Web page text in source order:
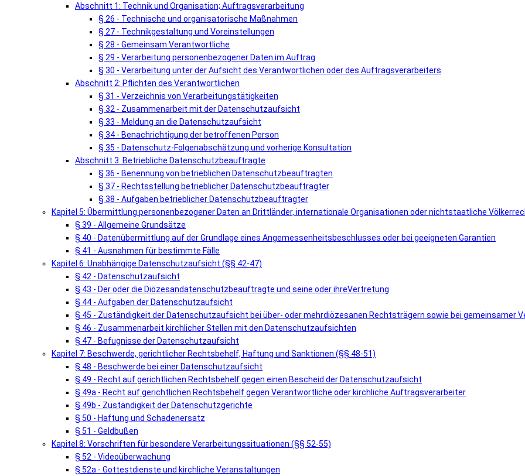
Abschnitt 1: Technik und Organisation; Auftragsverarbeitung
§ 26 - Technische und organisatorische Maßnahmen
§ 27 - Technikgestaltung und Voreinstellungen
§ 28 - Gemeinsam Verantwortliche
§ 29 - Verarbeitung personenbezogener Daten im Auftrag
§ 30 - Verarbeitung unter der Aufsicht des Verantwortlichen oder des Auftragsverarbeiters
Abschnitt 2: Pflichten des Verantwortlichen
§ 31 - Verzeichnis von Verarbeitungstätigkeiten
§ 32 - Zusammenarbeit mit der Datenschutzaufsicht
§ 33 - Meldung an die Datenschutzaufsicht
§ 34 - Benachrichtigung der betroffenen Person
§ 35 - Datenschutz-Folgenabschätzung und vorherige Konsultation
Abschnitt 3: Betriebliche Datenschutzbeauftragte
§ 36 - Benennung von betrieblichen Datenschutzbeauftragten
§ 37 - Rechtsstellung betrieblicher Datenschutzbeauftragter
§ 38 - Aufgaben betrieblicher Datenschutzbeauftragter
Kapitel 5: Übermittlung personenbezogener Daten an Drittländer, internationale Organisationen oder nichtstaatliche
§ 39 - Allgemeine Grundsätze
§ 40 - Datenübermittlung auf der Grundlage eines Angemessenheitsbeschlusses oder bei geeigneten Garantien
§ 41 - Ausnahmen für bestimmte Fälle
Kapitel 6: Unabhängige Datenschutzaufsicht (§§ 42-47)
§ 42 - Datenschutzaufsicht
§ 43 - Der oder die Diözesandatenschutzbeauftragte und seine oder ihreVertretung
§ 44 - Aufgaben der Datenschutzaufsicht
§ 45 - Zuständigkeit der Datenschutzaufsicht bei über- oder mehrdiözesanen Rechtsträgern sowie bei gemeinsamer
§ 46 - Zusammenarbeit kirchlicher Stellen mit den Datenschutzaufsichten
§ 47 - Befugnisse der Datenschutzaufsicht
Kapitel 7: Beschwerde, gerichtlicher Rechtsbehelf, Haftung und Sanktionen (§§ 48-51)
§ 48 - Beschwerde bei einer Datenschutzaufsicht
§ 49 - Recht auf gerichtlichen Rechtsbehelf gegen einen Bescheid der Datenschutzaufsicht
§ 49a - Recht auf gerichtlichen Rechtsbehelf gegen Verantwortliche oder kirchliche Auftragsverarbeiter
§ 49b - Zuständigkeit der Datenschutzgerichte
§ 50 - Haftung und Schadenersatz
§ 51 - Geldbußen
Kapitel 8: Vorschriften für besondere Verarbeitungssituationen (§§ 52-55)
§ 52 - Videoüberwachung
§ 52a - Gottestdienste und kirchliche Veranstaltungen